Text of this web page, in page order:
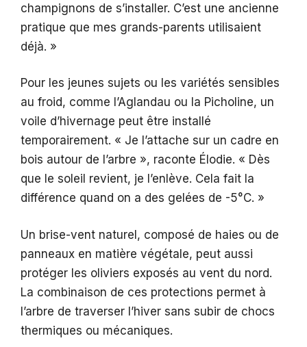
champignons de s’installer. C’est une ancienne
pratique que mes grands-parents utilisaient
déjà. »
Pour les jeunes sujets ou les variétés sensibles
au froid, comme l’Aglandau ou la Picholine, un
voile d’hivernage peut être installé
temporairement. « Je l’attache sur un cadre en
bois autour de l’arbre », raconte Élodie. « Dès
que le soleil revient, je l’enlève. Cela fait la
différence quand on a des gelées de -5°C. »
Un brise-vent naturel, composé de haies ou de
panneaux en matière végétale, peut aussi
protéger les oliviers exposés au vent du nord.
La combinaison de ces protections permet à
l’arbre de traverser l’hiver sans subir de chocs
thermiques ou mécaniques.